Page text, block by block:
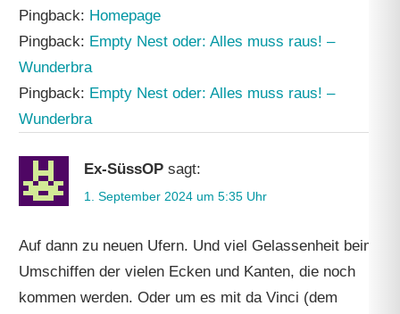
Pingback: Homepage
Pingback: Empty Nest oder: Alles muss raus! –
Wunderbra
Pingback: Empty Nest oder: Alles muss raus! –
Wunderbra
Ex-SüssOP sagt:
1. September 2024 um 5:35 Uhr
Auf dann zu neuen Ufern. Und viel Gelassenheit beim
Umschiffen der vielen Ecken und Kanten, die noch
kommen werden. Oder um es mit da Vinci (dem